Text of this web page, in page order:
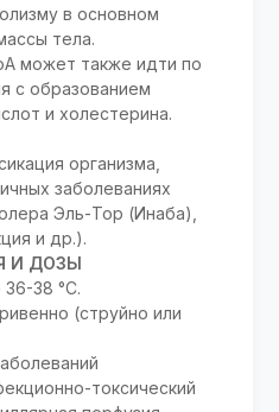
в основном
тела.
может также идти по
с образованием
и холестерина.
организма,
заболеваниях
Эль-Тор (Инаба),
и др.).
И ДОЗЫ
38 °С.
(струйно или
токсический